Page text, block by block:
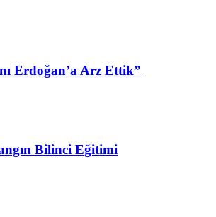
Erdoğan’a Arz Ettik”
Bilinci Eğitimi